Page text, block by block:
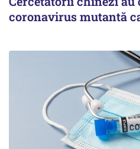
coronavirus mutantă